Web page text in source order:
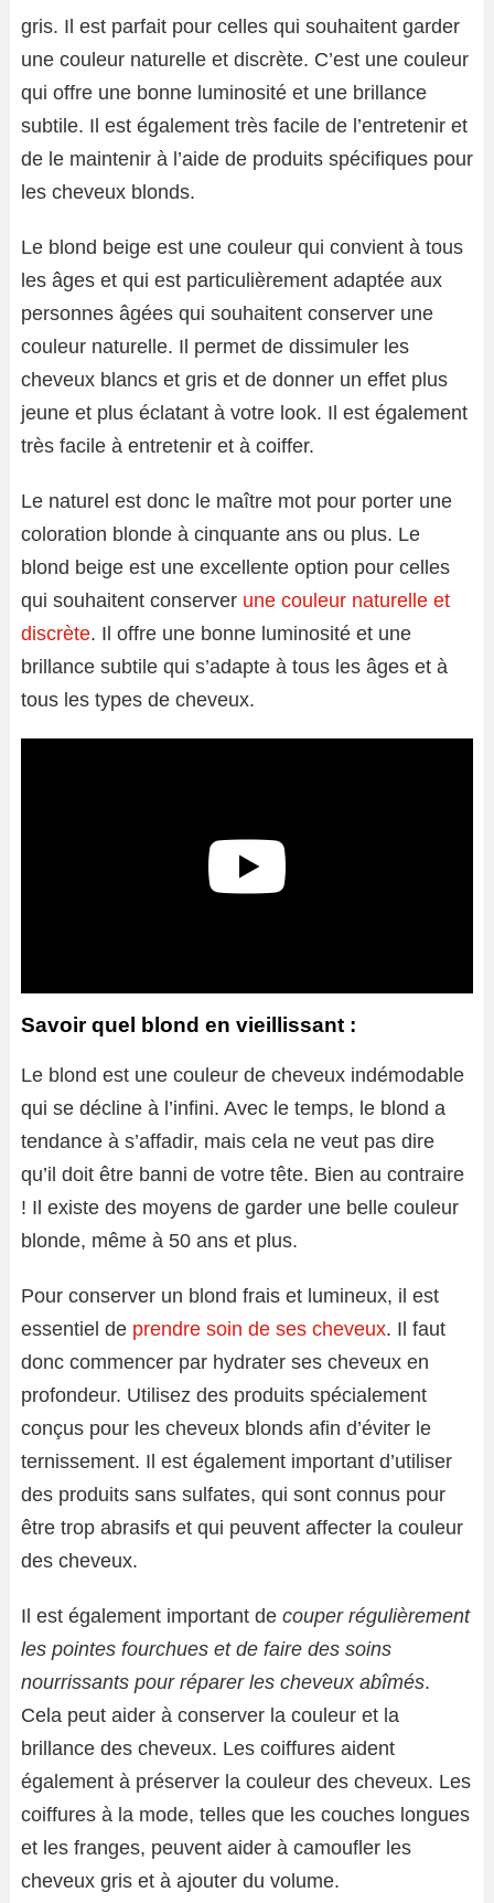
gris. Il est parfait pour celles qui souhaitent garder
une couleur naturelle et discrète. C’est une couleur
qui offre une bonne luminosité et une brillance
subtile. Il est également très facile de l’entretenir et
de le maintenir à l’aide de produits spécifiques pour
les cheveux blonds.
Le blond beige est une couleur qui convient à tous
les âges et qui est particulièrement adaptée aux
personnes âgées qui souhaitent conserver une
couleur naturelle. Il permet de dissimuler les
cheveux blancs et gris et de donner un effet plus
jeune et plus éclatant à votre look. Il est également
très facile à entretenir et à coiffer.
Le naturel est donc le maître mot pour porter une
coloration blonde à cinquante ans ou plus. Le
blond beige est une excellente option pour celles
qui souhaitent conserver une couleur naturelle et
discrète. Il offre une bonne luminosité et une
brillance subtile qui s’adapte à tous les âges et à
tous les types de cheveux.
Savoir quel blond en vieillissant :
Le blond est une couleur de cheveux indémodable
qui se décline à l’infini. Avec le temps, le blond a
tendance à s’affadir, mais cela ne veut pas dire
qu’il doit être banni de votre tête. Bien au contraire
! Il existe des moyens de garder une belle couleur
blonde, même à 50 ans et plus.
Pour conserver un blond frais et lumineux, il est
essentiel de prendre soin de ses cheveux. Il faut
donc commencer par hydrater ses cheveux en
profondeur. Utilisez des produits spécialement
conçus pour les cheveux blonds afin d’éviter le
ternissement. Il est également important d’utiliser
des produits sans sulfates, qui sont connus pour
être trop abrasifs et qui peuvent affecter la couleur
des cheveux.
Il est également important de couper régulièrement
les pointes fourchues et de faire des soins
nourrissants pour réparer les cheveux abîmés.
Cela peut aider à conserver la couleur et la
brillance des cheveux. Les coiffures aident
également à préserver la couleur des cheveux. Les
coiffures à la mode, telles que les couches longues
et les franges, peuvent aider à camoufler les
cheveux gris et à ajouter du volume.